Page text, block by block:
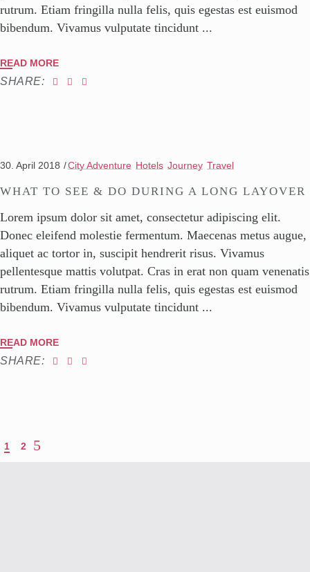
rutrum. Etiam fringilla nulla felis, quis egestas est euismod
bibendum. Vivamus vulputate tincidunt
READ MORE
SHARE:
30. April 2018 City Adventure Hotels Journey Travel
WHAT TO SEE & DO DURING A LONG LAYOVER
Lorem ipsum dolor sit amet, consectetur adipiscing elit.
Donec eleifend molestie fermentum. Maecenas metus augue,
aliquet ac tortor in, suscipit hendrerit risus. Vivamus
pellentesque mattis volutpat. Cras in erat non quam venenatis
rutrum. Etiam fringilla nulla felis, quis egestas est euismod
bibendum. Vivamus vulputate tincidunt
READ MORE
SHARE:
1 2